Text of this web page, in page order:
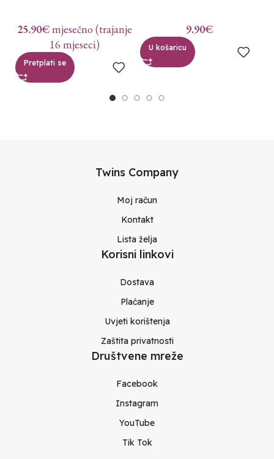
25.90€mjesečno (trajanje
16 mjeseci)
Pretplati se
9.90€
U košaricu
Twins Company
Moj račun
Kontakt
Lista želja
Korisni linkovi
Dostava
Plaćanje
Uvjeti korištenja
Zaštita privatnosti
Društvene mreže
Facebook
Instagram
YouTube
Tik Tok